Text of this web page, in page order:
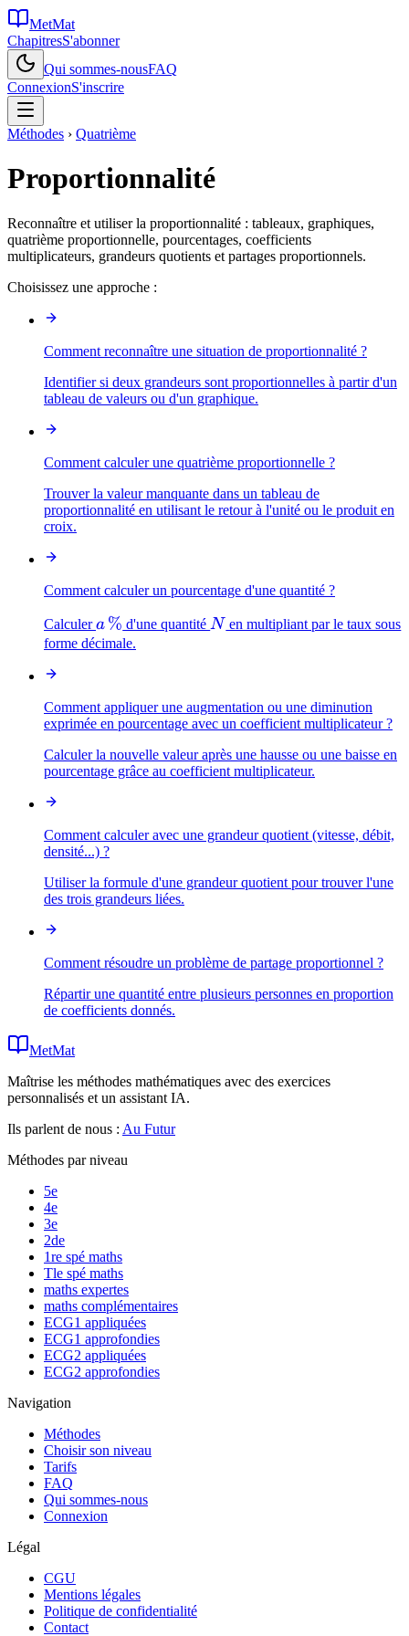
MetMat
ChapitresS'abonner
Qui sommes-nousFAQ
ConnexionS'inscrire
Méthodes › Quatrième
Proportionnalité
Reconnaître et utiliser la proportionnalité : tableaux, graphiques,
quatrième proportionnelle, pourcentages, coefficients
multiplicateurs, grandeurs quotients et partages proportionnels.
Choisissez une approche :
Comment reconnaître une situation de proportionnalité ?
Identifier si deux grandeurs sont proportionnelles à partir d'un
tableau de valeurs ou d'un graphique.
Comment calculer une quatrième proportionnelle ?
Trouver la valeur manquante dans un tableau de
proportionnalité en utilisant le retour à l'unité ou le produit en
croix.
Comment calculer un pourcentage d'une quantité ?
Calculera\,\%
a % d'une quantité N
N en multipliant par le taux sous
forme décimale.
Comment appliquer une augmentation ou une diminution
exprimée en pourcentage avec un coefficient multiplicateur ?
Calculer la nouvelle valeur après une hausse ou une baisse en
pourcentage grâce au coefficient multiplicateur.
Comment calculer avec une grandeur quotient (vitesse, débit,
densité...) ?
Utiliser la formule d'une grandeur quotient pour trouver l'une
des trois grandeurs liées.
Comment résoudre un problème de partage proportionnel ?
Répartir une quantité entre plusieurs personnes en proportion
de coefficients donnés.
MetMat
Maîtrise les méthodes mathématiques avec des exercices
personnalisés et un assistant IA.
Ils parlent de nous : Au Futur
Méthodes par niveau
5e
4e
3e
2de
1re spé maths
Tle spé maths
maths expertes
maths complémentaires
ECG1 appliquées
ECG1 approfondies
ECG2 appliquées
ECG2 approfondies
Navigation
Méthodes
Choisir son niveau
Tarifs
FAQ
Qui sommes-nous
Connexion
Légal
CGU
Mentions légales
Politique de confidentialité
Contact